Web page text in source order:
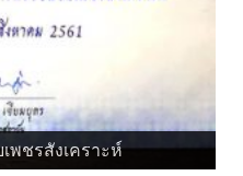
คุณทิพย์